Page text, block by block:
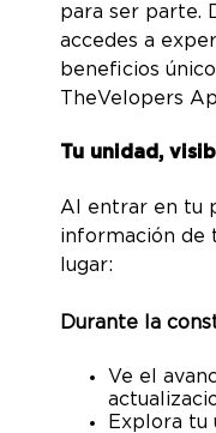
para ser parte.
accedes a
beneficios
TheVelopers
Tu unidad,
Al entrar en tu
información de
lugar:
Durante la
Ve el
Explora tu